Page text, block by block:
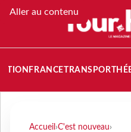
Aller au contenu
FRANCETRANSPORT
Accueil ›C'est nouveau›